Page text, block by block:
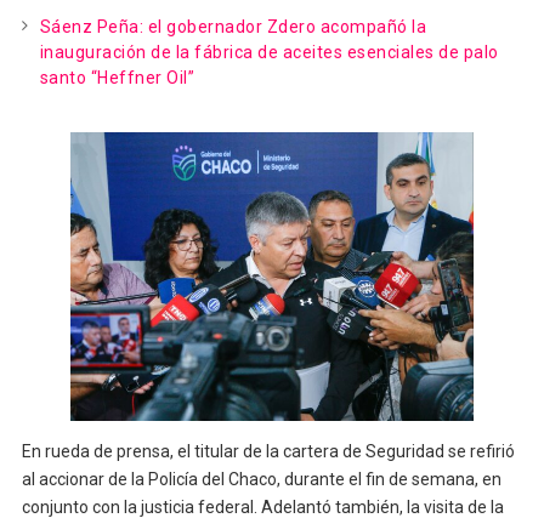
Sáenz Peña: el gobernador Zdero acompañó la
inauguración de la fábrica de aceites esenciales de palo
santo “Heffner Oil”
En rueda de prensa, el titular de la cartera de Seguridad se refirió
al accionar de la Policía del Chaco, durante el fin de semana, en
conjunto con la justicia federal. Adelantó también, la visita de la